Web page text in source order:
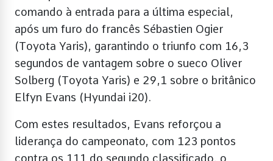
comando à entrada para a última especial,
após um furo do francês Sébastien Ogier
(Toyota Yaris), garantindo o triunfo com 16,3
segundos de vantagem sobre o sueco Oliver
Solberg (Toyota Yaris) e 29,1 sobre o britânico
Elfyn Evans (Hyundai i20).
Com estes resultados, Evans reforçou a
liderança do campeonato, com 123 pontos
contra os 111 do segundo classificado, o